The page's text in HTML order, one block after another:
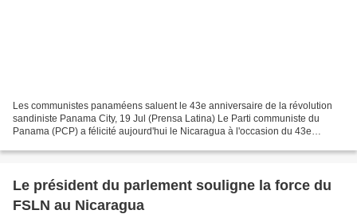
Les communistes panaméens saluent le 43e anniversaire de la révolution
sandiniste Panama City, 19 Jul (Prensa Latina) Le Parti communiste du
Panama (PCP) a félicité aujourd'hui le Nicaragua à l'occasion du 43e
Le président du parlement souligne la force du
FSLN au Nicaragua